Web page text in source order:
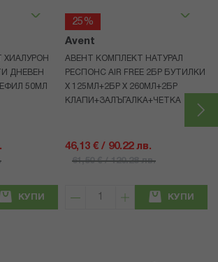
ХИАЛУРОН
ДНЕВЕН
50МЛ
КУПИ
25%
Avent
АВЕНТ КОМПЛЕКТ НАТУРАЛ
РЕСПОНС AIR FREE 2БР БУТИЛКИ
Х 125МЛ+2БР Х 260МЛ+2БР
КЛАПИ+ЗАЛЪГАЛКА+ЧЕТКА
46,13 € / 90.22 лв.
61,50 € / 120.28 лв.
КУПИ